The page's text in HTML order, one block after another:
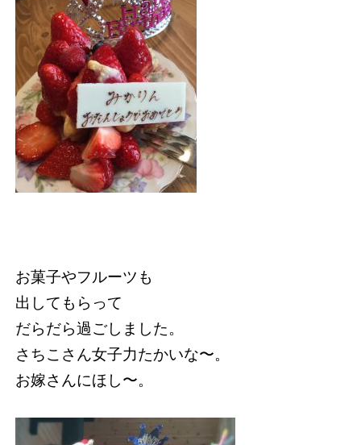
お菓子やフルーツも
出してもらって
だらだら過ごしました。
さちこさん女子力たかいな〜。
お嫁さんにほし〜。